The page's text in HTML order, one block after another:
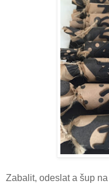
Zabalit, odeslat a šup